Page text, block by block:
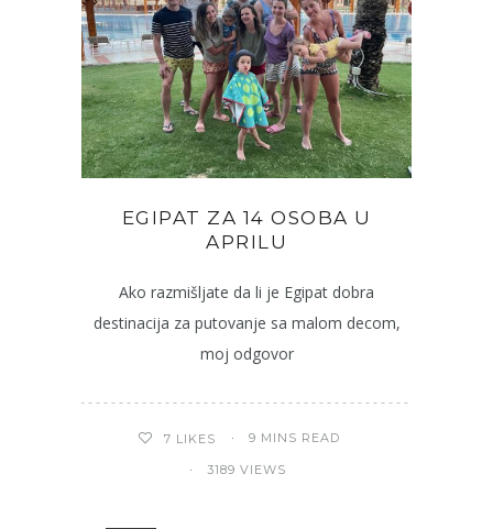
EGIPAT ZA 14 OSOBA U
APRILU
Ako razmišljate da li je Egipat dobra
destinacija za putovanje sa malom decom,
moj odgovor
7 LIKES 9 MINS READ
3189 VIEWS